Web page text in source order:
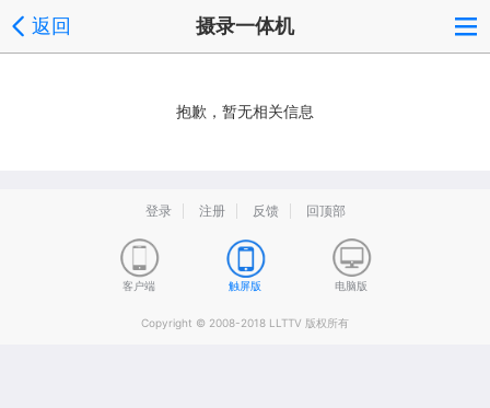
返回 摄录一体机
抱歉，暂无相关信息
登录 注册 反馈 回顶部
客户端 触屏版 电脑版
Copyright © 2008-2018 LLTTV 版权所有